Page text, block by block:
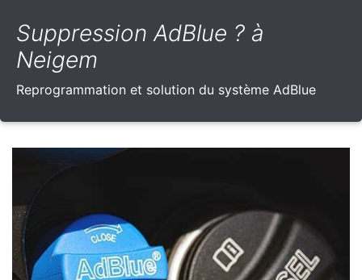
Suppression AdBlue ? à
Neigem
Reprogrammation et solution du système AdBlue